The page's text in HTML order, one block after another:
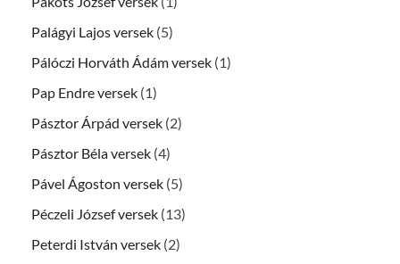
Palágyi Lajos versek (5)
Pálóczi Horváth Ádám versek (1)
Pap Endre versek (1)
Pásztor Árpád versek (2)
Pásztor Béla versek (4)
Pável Ágoston versek (5)
Péczeli József versek (13)
Peterdi István versek (2)